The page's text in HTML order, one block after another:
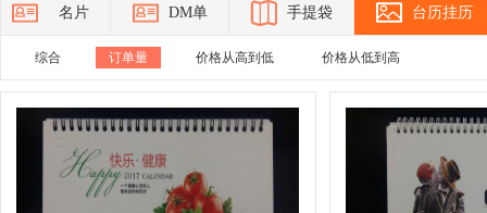
名片 DM单 手提袋 台历挂历
综合 订单量 价格从高到低 价格从低到高